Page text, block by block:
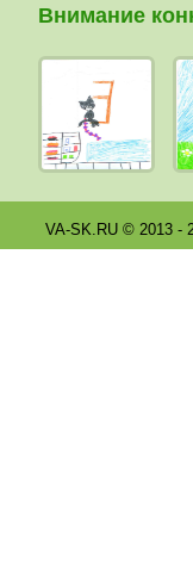
Внимание
VA-SK.RU © 2013 -